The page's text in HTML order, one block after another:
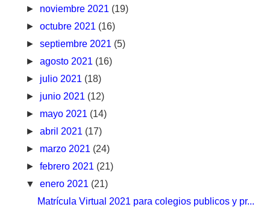
► noviembre 2021 (19)
► octubre 2021 (16)
► septiembre 2021 (5)
► agosto 2021 (16)
► julio 2021 (18)
► junio 2021 (12)
► mayo 2021 (14)
► abril 2021 (17)
► marzo 2021 (24)
► febrero 2021 (21)
▼ enero 2021 (21)
Matrícula Virtual 2021 para colegios publicos y pr...